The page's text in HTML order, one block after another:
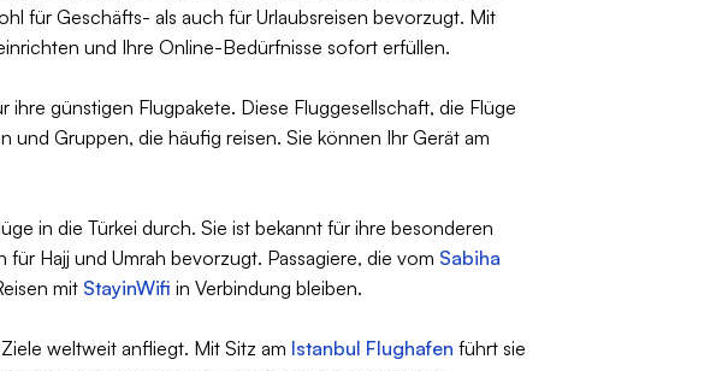
für Geschäfts- als auch für Urlaubsreisen bevorzugt. Mit
und Ihre Online-Bedürfnisse sofort erfüllen.
ihre günstigen Flugpakete. Diese Fluggesellschaft, die Flüge
und Gruppen, die häufig reisen. Sie können Ihr Gerät am
in die Türkei durch. Sie ist bekannt für ihre besonderen
Hajj und Umrah bevorzugt. Passagiere, die vom Sabiha
mit StayinWifi in Verbindung bleiben.
weltweit anfliegt. Mit Sitz am Istanbul Flughafen führt sie